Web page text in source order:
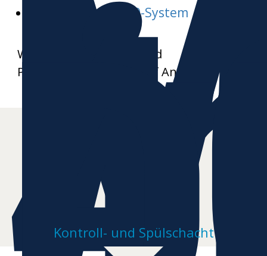
MULTI-inspect-400-System
Weitere Datenblätter und
Produktzeichnungen auf Anfrage
Kontroll- und Spülschacht